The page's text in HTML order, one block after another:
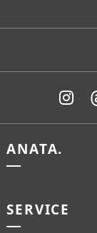
ANATA.
SERVICE